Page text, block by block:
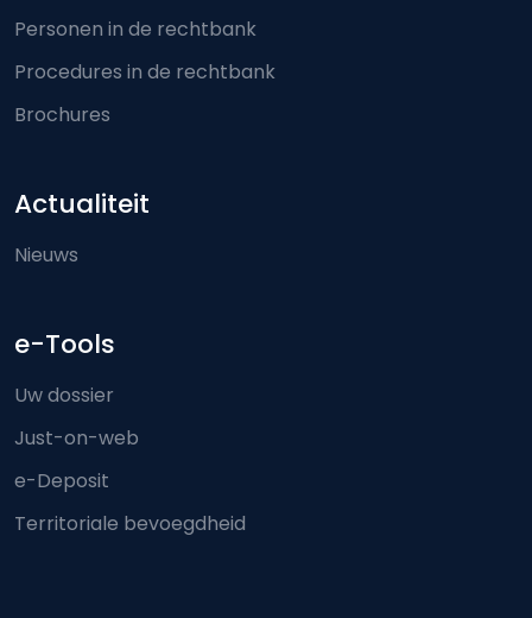
Personen in de rechtbank
Procedures in de rechtbank
Brochures
Actualiteit
Nieuws
e-Tools
Uw dossier
Just-on-web
e-Deposit
Territoriale bevoegdheid